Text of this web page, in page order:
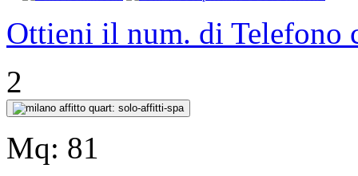
Ottieni il num. di Telefono
2
Mq: 81